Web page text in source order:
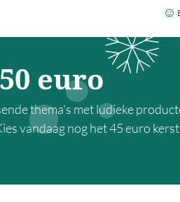
euro
thema's met ludieke
vandaag nog het 45 euro